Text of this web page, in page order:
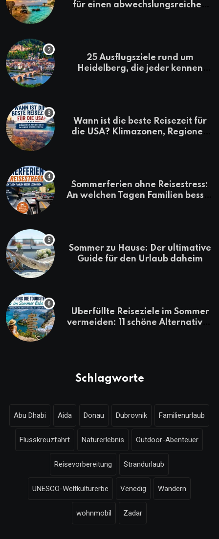
für einen abwechslungsreichen
25 Ausflugsziele rund um
Heidelberg, die jeder kennen
Wann ist die beste Reisezeit für
die USA? Klimazonen, Regionen
Sommerferien ohne Reisestress:
An welchen Tagen Familien besser
Sommer zu Hause: Der ultimative
Guide für den Urlaub daheim
Überfüllte Reiseziele im Sommer
vermeiden: 11 schöne Alternativen
Schlagworte
Abu Dhabi Aida Donau Dubrovnik Familienurlaub
Flusskreuzfahrt Naturerlebnis Outdoor-Abenteuer
Reisevorbereitung Strandurlaub
UNESCO-Weltkulturerbe Venedig Wandern
wohnmobil Zadar